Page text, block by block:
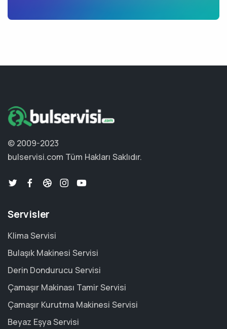
© 2009-2023
bulservisi.com Tüm Hakları Saklıdır.
Servisler
Klima Servisi
Bulaşık Makinesi Servisi
Derin Dondurucu Servisi
Çamaşır Makinası Tamir Servisi
Çamaşır Kurutma Makinesi Servisi
Beyaz Eşya Servisi